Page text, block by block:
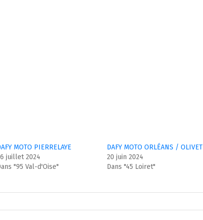
MOTO PIERRELAYE
juillet 2024
"95 Val-d'Oise"
DAFY MOTO ORLÉANS / OLIVET
20 juin 2024
Dans "45 Loiret"